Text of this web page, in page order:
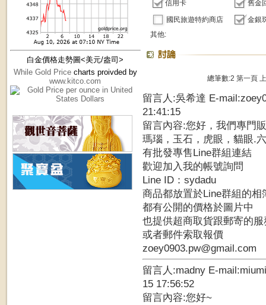
白金價格走勢圖<美元/盎司>
While Gold Pricecharts proivded by
www.kitco.com
信用卡
舊金
國民旅遊特約商店
金銀
其他:
總筆數:2 第一頁
留言人:吳希達 E-
21:41:15
留言內容:您好，我們專門
瑪瑙，玉石，虎眼，貓眼.
有批發專售Line群組連結
歡迎加入我的帳號詢問
Line ID：sydadu
商品都放置於Line群組的相
都有公開的價格於圖片中
也提供超商取貨跟郵寄的服
或者郵件索取報價
zoey0903.pw@gmail.com
留言人:madny E-
15 17:56:52
留言內容:您好~